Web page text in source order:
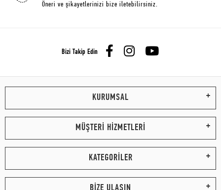
Öneri ve şikayetlerinizi bize iletebilirsiniz.
Bizi Takip Edin
KURUMSAL
MÜŞTERİ HİZMETLERİ
KATEGORİLER
BİZE ULAŞIN